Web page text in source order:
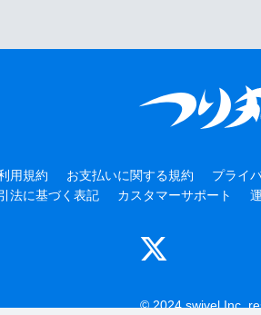
用規約 お支払いに関する規約
プライ
法に基づく表記
カスタマーサポート
© 2024 swivel Inc.